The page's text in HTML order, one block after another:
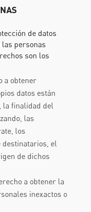
de datos
personas
son los
a obtener
datos están
la finalidad del
las
los
destinatarios, el
de dichos
a obtener la
inexactos o